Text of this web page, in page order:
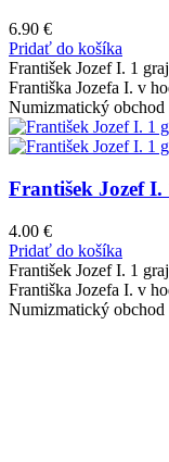
6.90 €
Pridať do košíka
František Jozef I. 1
Františka Jozefa I. v
Numizmatický obchod
František Jozef
4.00 €
Pridať do košíka
František Jozef I. 1
Františka Jozefa I. v
Numizmatický obchod